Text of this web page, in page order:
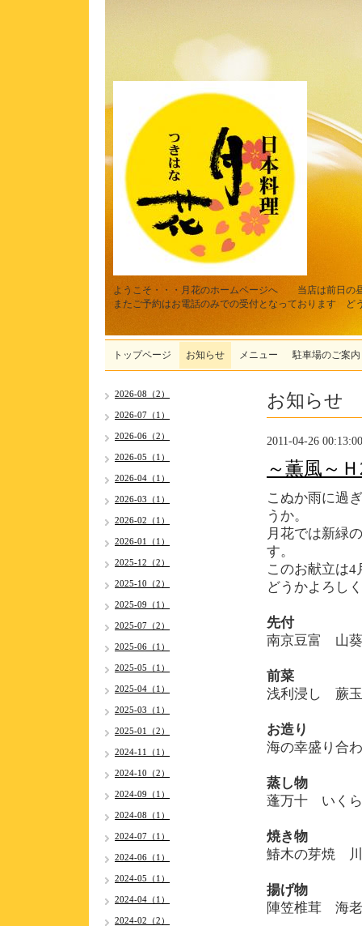
ようこそ・・・月花のホームページへ 当店は前日の
またご予約はお電話のみでの受付となっております ど
トップページ お知らせ メニュー 駐車場のご案内
お知らせ
2011-04-26 00:13:00
～薫風～
こぬか雨に過
うか。
月花では新緑
す。
このお献立は4
どうかよろし
先付
南京豆富 山
前菜
浅利浸し 蕨
お造り
海の幸盛り
蒸し物
蓬万十 いく
焼き物
鰆木の芽焼
揚げ物
陣笠椎茸 海
2026-08（2）
2026-07（1）
2026-06（2）
2026-05（1）
2026-04（1）
2026-03（1）
2026-02（1）
2026-01（1）
2025-12（2）
2025-10（2）
2025-09（1）
2025-07（2）
2025-06（1）
2025-05（1）
2025-04（1）
2025-03（1）
2025-01（2）
2024-11（1）
2024-10（2）
2024-09（1）
2024-08（1）
2024-07（1）
2024-06（1）
2024-05（1）
2024-04（1）
2024-02（2）